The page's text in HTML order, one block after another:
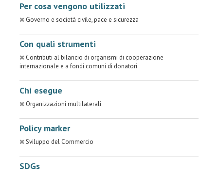
Per cosa vengono utilizzati
Governo e società civile, pace e sicurezza
Con quali strumenti
Contributi al bilancio di organismi di cooperazione
internazionale e a fondi comuni di donatori
Chi esegue
Organizzazioni multilaterali
Policy marker
Sviluppo del Commercio
SDGs